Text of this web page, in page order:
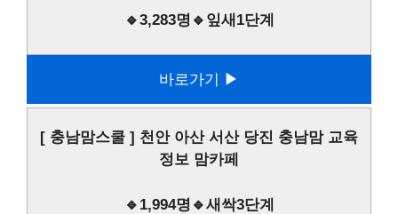
🔹3,283명🔹잎새1단계
바로가기 ▶
[ 충남맘스쿨 ] 천안 아산 서산 당진 충남맘 교육
정보 맘카페
🔹1,994명🔹새싹3단계